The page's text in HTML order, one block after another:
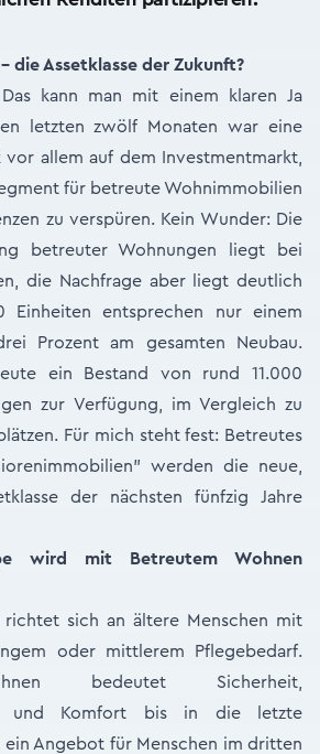
die Assetklasse der Zukunft?
Das kann man mit einem klaren Ja
letzten zwölf Monaten war eine
vor allem auf dem Investmentmarkt,
für betreute Wohnimmobilien
zu verspüren. Kein Wunder: Die
betreuter Wohnungen liegt bei
die Nachfrage aber liegt deutlich
Einheiten entsprechen nur einem
Prozent am gesamten Neubau.
ein Bestand von rund 11.000
zur Verfügung, im Vergleich zu
Für mich steht fest: Betreutes
werden die neue,
der nächsten fünfzig Jahre
wird mit Betreutem Wohnen
richtet sich an ältere Menschen mit
oder mittlerem Pflegebedarf.
bedeutet Sicherheit,
und Komfort bis in die letzte
ein Angebot für Menschen im dritten